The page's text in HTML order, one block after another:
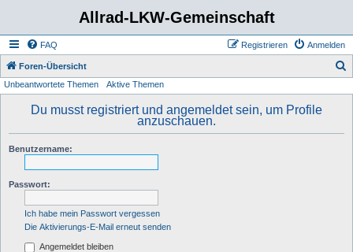
Allrad-LKW-Gemeinschaft
FAQ Anmelden
Registrieren
Foren-Übersicht
Unbeantwortete Themen Aktive Themen
Du musst registriert und angemeldet sein, um Profile
anzuschauen.
Benutzername:
Passwort:
Ich habe mein Passwort vergessen
Die Aktivierungs-E-Mail erneut senden
Angemeldet bleiben